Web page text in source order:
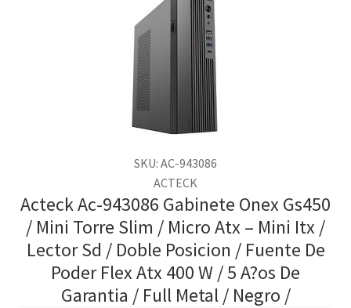
SKU: AC-943086
ACTECK
Acteck Ac-943086 Gabinete Onex Gs450
/ Mini Torre Slim / Micro Atx – Mini Itx /
Lector Sd / Doble Posicion / Fuente De
Poder Flex Atx 400 W / 5 A?os De
Garantia / Full Metal / Negro /